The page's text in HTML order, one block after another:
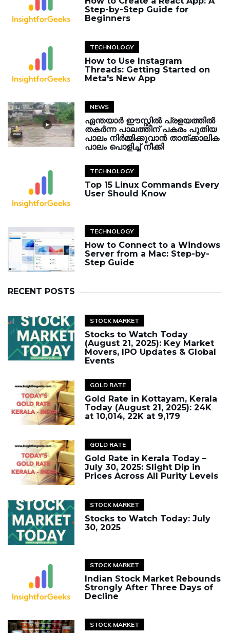
Step-by-Step Guide for
Beginners
TECHNOLOGY
How to Use Instagram
Threads: Getting Started on
Meta's New App
NEWS
ഏന്തയാർ ഈസ്റ്റിൽ പ്രളയത്തിൽ
തകർന്ന പാലത്തിന് പകരം പുതിയ
പാലം നിർമ്മിക്കുവാൻ താത്ക്കാലിക
പാലം പൊളിച്ച് നീക്കി
TECHNOLOGY
Top 15 Linux Commands Every
User Should Know
TECHNOLOGY
How to Connect to a Windows
Server from a Mac: Step-by-
Step Guide
RECENT POSTS
STOCK MARKET
Stocks to Watch Today
(August 21, 2025): Key Market
Movers, IPO Updates & Global
Events
GOLD RATE
Gold Rate in Kottayam, Kerala
Today (August 21, 2025): 24K
at ₹10,014, 22K at ₹9,179
GOLD RATE
Gold Rate in Kerala Today –
July 30, 2025: Slight Dip in
Prices Across All Purity Levels
STOCK MARKET
Stocks to Watch Today: July
30, 2025
STOCK MARKET
Indian Stock Market Rebounds
Strongly After Three Days of
Decline
STOCK MARKET